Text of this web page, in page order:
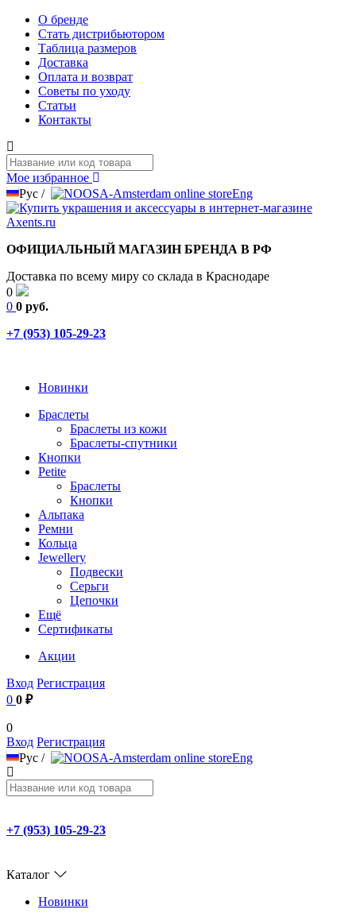
О бренде
Стать дистрибьютором
Таблица размеров
Доставка
Оплата и возврат
Советы по уходу
Статьи
Контакты
Мое избранное
Рус / Eng
ОФИЦИАЛЬНЫЙ МАГАЗИН БРЕНДА В РФ
Доставка по всему миру со склада в Краснодаре
0
0 0 руб.
+7 (953) 105-29-23
Новинки
Браслеты
Браслеты из кожи
Браслеты-спутники
Кнопки
Petite
Браслеты
Кнопки
Альпака
Ремни
Кольца
Jewellery
Подвески
Серьги
Цепочки
Ещё
Сертификаты
Акции
Вход Регистрация
0 0 ₽
0
Вход Регистрация
Рус / Eng
+7 (953) 105-29-23
Каталог
Новинки